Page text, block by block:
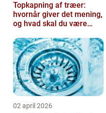
Topkapning af træer:
hvornår giver det mening,
og hvad skal du være
02 april 2026